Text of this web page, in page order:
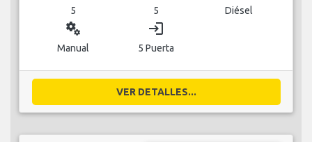
5 5 Diésel
miscellaneous_services
Manual
login
5 Puerta
VER DETALLES...